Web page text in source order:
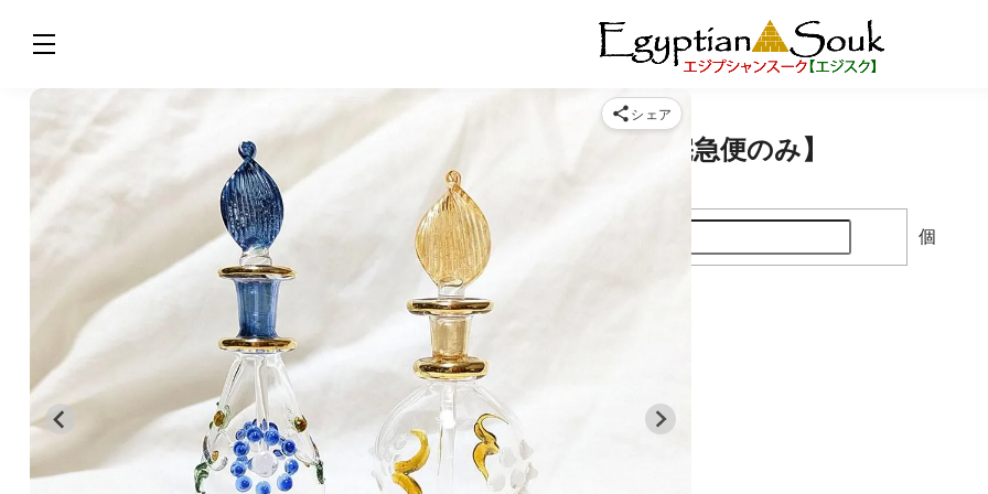
エジプト職人手作りの 香水瓶２本セット No２【宅急便のみ】
3,300円(税込)
個
カートに入れる
お気に入り
登録
シェア